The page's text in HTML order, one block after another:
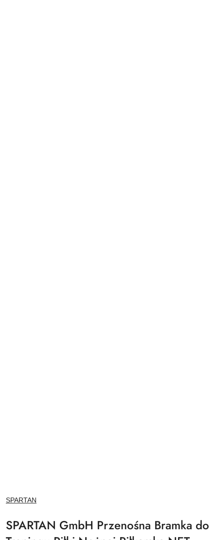
NAZWA
PRODUCENTA:
SPARTAN
SPARTAN GmbH Przenośna Bramka do